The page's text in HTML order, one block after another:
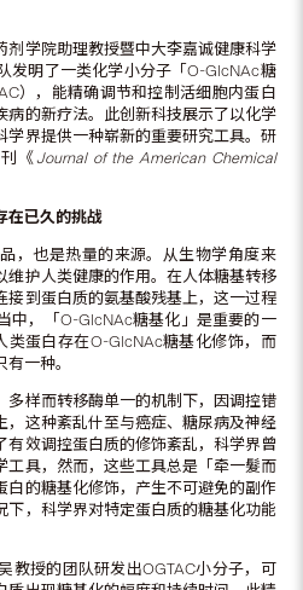
剂学院助理教授暨中大李嘉诚健康科学
发明了一类化学小分子「O-GlcNAc糖
），能精确调节和控制活细胞内蛋白
病的新疗法。此创新科技展示了以化学
学界提供一种崭新的重要研究工具。研
《Journal of the American Chemical
在已久的挑战
，也是热量的来源。从生物学角度来
维护人类健康的作用。在人体糖基转移
接到蛋白质的氨基酸残基上，这一过程
中，「O-GlcNAc糖基化」是重要的一
类蛋白存在O-GlcNAc糖基化修饰，而
一种。
多样而转移酶单一的机制下，因调控错
，这种紊乱什至与癌症、糖尿病及神经
有效调控蛋白质的修饰紊乱，科学界曾
工具，然而，这些工具总是「牵一髮而
白的糖基化修饰，产生不可避免的副作
下，科学界对特定蛋白质的糖基化功能
教授的团队研发出OGTAC小分子，可